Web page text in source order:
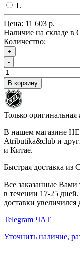
L
Цена: 11 603 р.
Наличие на складе
Количество:
+
-
В корзину
Только
В нашем магазине
Atributika&club и
и Китае.
Быстрая доставка
Все заказанные
в течении 17-25
доставки
Telegram ЧАТ
Уточнить наличие,